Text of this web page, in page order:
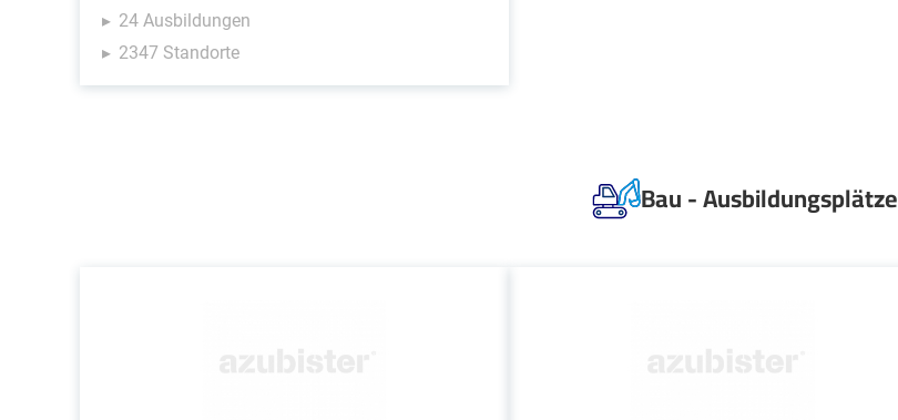
24 Ausbildungen
2347 Standorte
Bau - Ausbildungsplätze